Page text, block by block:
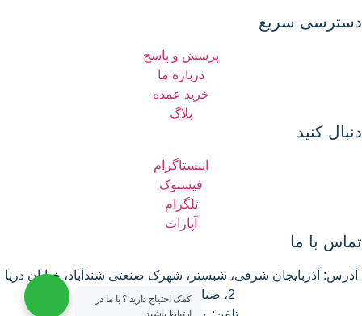
دسترسی سریع
پرسش و پاسخ
درباره ما
خرید عمده
بلاگ
دنبال کنید
اینستاگرام
فیسبوک
تلگرام
آپارات
تماس با ما
آدرس: آذربایجان شرقی، شبستر، شهرک صنعتی شندآباد، خیابان دریا
2، صنایع غذایی میلاخ
کمک احتیاج دارید ؟ با ما در
ارتباط باشید